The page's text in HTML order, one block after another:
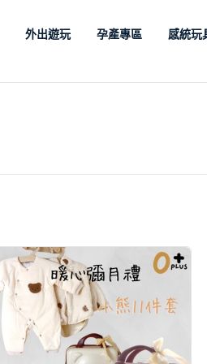
外出遊玩 孕產專區 感統玩